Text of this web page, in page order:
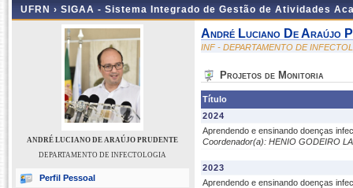
UFRN › SIGAA - Sistema Integrado de Gestão de Atividades
ANDRÉ LUCIANO DE ARAÚJO PRUDENTE
DEPARTAMENTO DE INFECTOLOGIA
Perfil Pessoal
André Luciano De Araújo
INF - DEPARTAMENTO DE
Projetos de Monitoria
Título
2024
Aprendendo e ensinando doenças
Coordenador(a): HENIO GODEIRO
2023
Aprendendo e ensinando doenças